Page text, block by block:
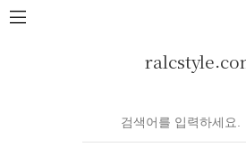
본문 바로가기